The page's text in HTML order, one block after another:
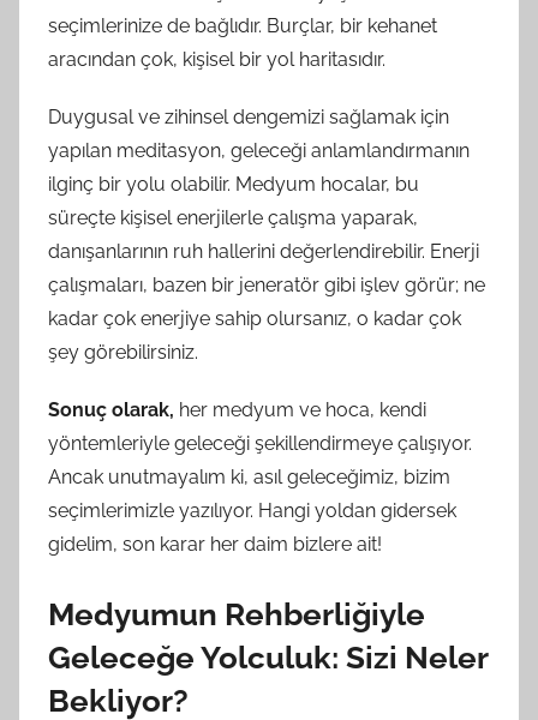
seçimlerinize de bağlıdır. Burçlar, bir kehanet
aracından çok, kişisel bir yol haritasıdır.
Duygusal ve zihinsel dengemizi sağlamak için
yapılan meditasyon, geleceği anlamlandırmanın
ilginç bir yolu olabilir. Medyum hocalar, bu
süreçte kişisel enerjilerle çalışma yaparak,
danışanlarının ruh hallerini değerlendirebilir. Enerji
çalışmaları, bazen bir jeneratör gibi işlev görür; ne
kadar çok enerjiye sahip olursanız, o kadar çok
şey görebilirsiniz.
Sonuç olarak, her medyum ve hoca, kendi
yöntemleriyle geleceği şekillendirmeye çalışıyor.
Ancak unutmayalım ki, asıl geleceğimiz, bizim
seçimlerimizle yazılıyor. Hangi yoldan gidersek
gidelim, son karar her daim bizlere ait!
Medyumun Rehberliğiyle
Geleceğe Yolculuk: Sizi Neler
Bekliyor?